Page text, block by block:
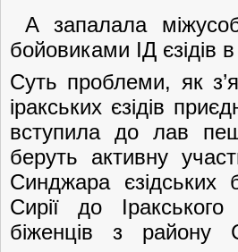
А запалала
бойовиками ІД єзідів
Суть проблеми, як
іракських єзідів
вступила до лав
беруть активну
Синджара єзідських
Сирії до
біженців з району